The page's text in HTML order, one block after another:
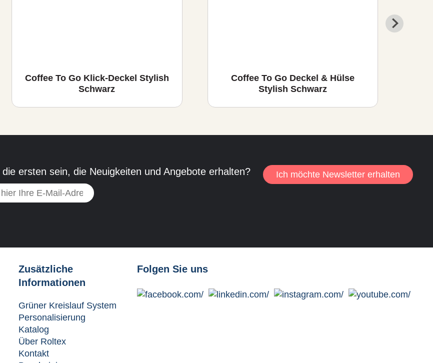
Coffee To Go Klick-Deckel Stylish
Schwarz
Coffee To Go Deckel & Hülse
Stylish Schwarz
ersten sein, die Neuigkeiten und Angebote erhalten? Ich möchte Newsletter erhalten
Zusätzliche
Informationen
Grüner Kreislauf System
Personalisierung
Katalog
Über Roltex
Kontakt
Folgen Sie uns